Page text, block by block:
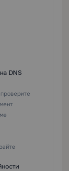
DNS